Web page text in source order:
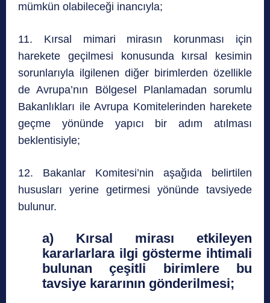
mümkün olabileceği inancıyla;
11. Kırsal mimari mirasın korunması için
harekete geçilmesi konusunda kırsal kesimin
sorunlarıyla ilgilenen diğer birimlerden özellikle
de Avrupa’nın Bölgesel Planlamadan sorumlu
Bakanlıkları ile Avrupa Komitelerinden harekete
geçme yönünde yapıcı bir adım atılması
beklentisiyle;
12. Bakanlar Komitesi’nin aşağıda belirtilen
hususları yerine getirmesi yönünde tavsiyede
bulunur.
a) Kırsal mirası etkileyen
kararlarlara ilgi gösterme ihtimali
bulunan çeşitli birimlere bu
tavsiye kararının gönderilmesi;